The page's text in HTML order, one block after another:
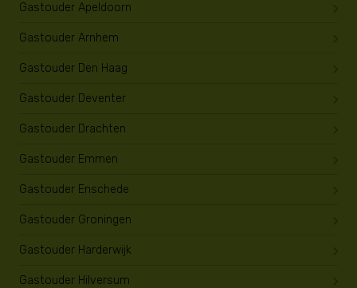
Gastouder Apeldoorn
Gastouder Arnhem
Gastouder Den Haag
Gastouder Deventer
Gastouder Drachten
Gastouder Emmen
Gastouder Enschede
Gastouder Groningen
Gastouder Harderwijk
Gastouder Hilversum